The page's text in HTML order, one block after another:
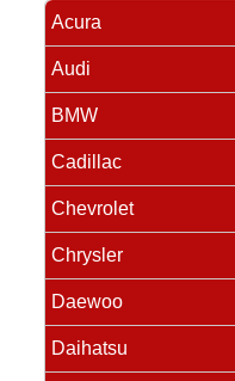
Acura
Audi
BMW
Cadillac
Chevrolet
Chrysler
Daewoo
Daihatsu